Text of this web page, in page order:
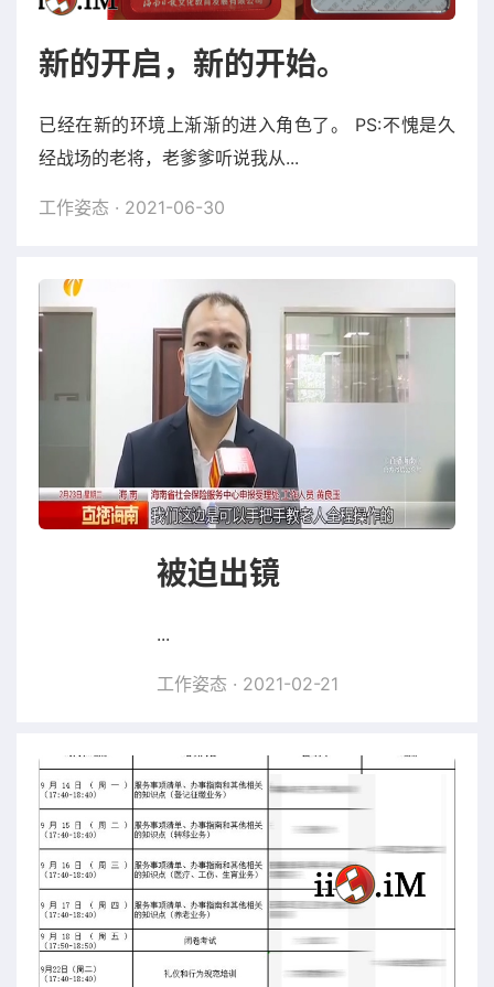
新的开启，新的开始。
已经在新的环境上渐渐的进入角色了。 PS:不愧是久
经战场的老将，老爹爹听说我从...
工作姿态 · 2021-06-30
被迫出镜
...
工作姿态 · 2021-02-21